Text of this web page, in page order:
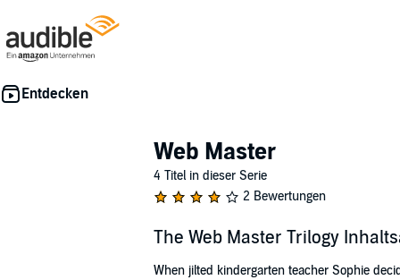
Web Master
4 Titel in dieser Serie
2 Bewertungen
The Web Master Trilogy
When jilted kindergarten teacher Sophie